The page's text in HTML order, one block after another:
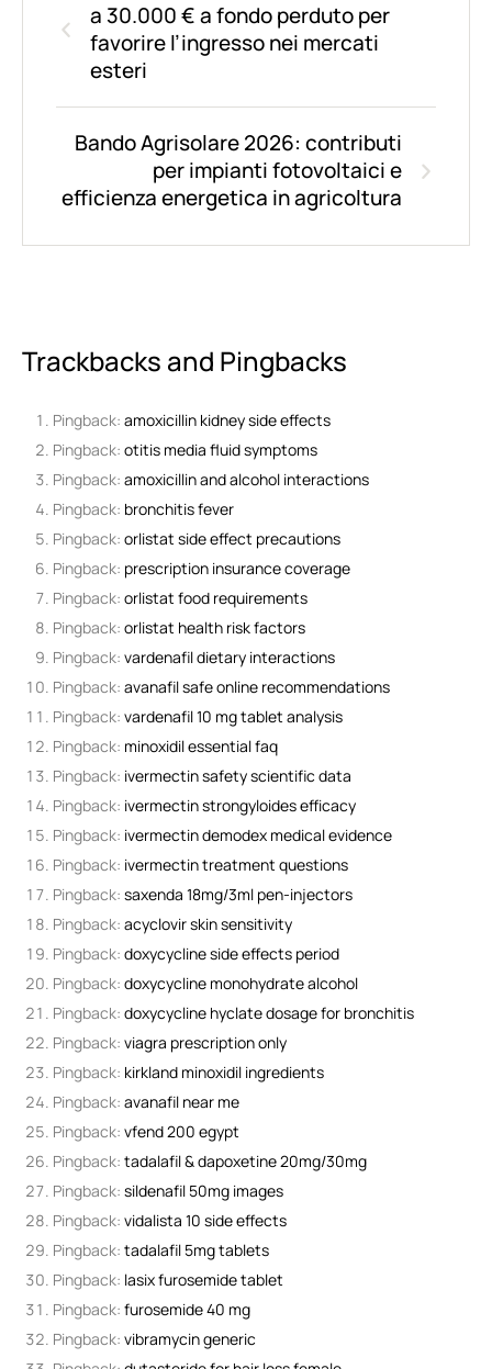
a 30.000 € a fondo perduto per
favorire l’ingresso nei mercati
esteri
Bando Agrisolare 2026: contributi
per impianti fotovoltaici e
efficienza energetica in agricoltura
Trackbacks and Pingbacks
Pingback: amoxicillin kidney side effects
Pingback: otitis media fluid symptoms
Pingback: amoxicillin and alcohol interactions
Pingback: bronchitis fever
Pingback: orlistat side effect precautions
Pingback: prescription insurance coverage
Pingback: orlistat food requirements
Pingback: orlistat health risk factors
Pingback: vardenafil dietary interactions
Pingback: avanafil safe online recommendations
Pingback: vardenafil 10 mg tablet analysis
Pingback: minoxidil essential faq
Pingback: ivermectin safety scientific data
Pingback: ivermectin strongyloides efficacy
Pingback: ivermectin demodex medical evidence
Pingback: ivermectin treatment questions
Pingback: saxenda 18mg/3ml pen-injectors
Pingback: acyclovir skin sensitivity
Pingback: doxycycline side effects period
Pingback: doxycycline monohydrate alcohol
Pingback: doxycycline hyclate dosage for bronchitis
Pingback: viagra prescription only
Pingback: kirkland minoxidil ingredients
Pingback: avanafil near me
Pingback: vfend 200 egypt
Pingback: tadalafil & dapoxetine 20mg/30mg
Pingback: sildenafil 50mg images
Pingback: vidalista 10 side effects
Pingback: tadalafil 5mg tablets
Pingback: lasix furosemide tablet
Pingback: furosemide 40 mg
Pingback: vibramycin generic